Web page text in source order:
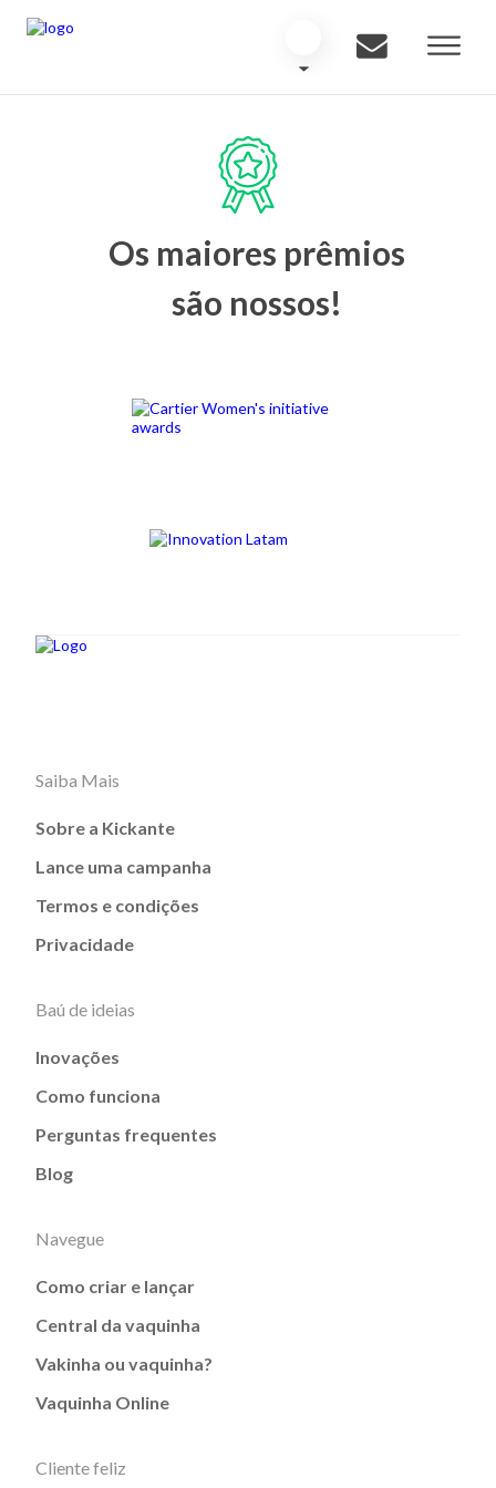
Os maiores prêmios
são nossos!
Saiba Mais
Sobre a Kickante
Lance uma campanha
Termos e condições
Privacidade
Baú de ideias
Inovações
Como funciona
Perguntas frequentes
Blog
Navegue
Como criar e lançar
Central da vaquinha
Vakinha ou vaquinha?
Vaquinha Online
Cliente feliz